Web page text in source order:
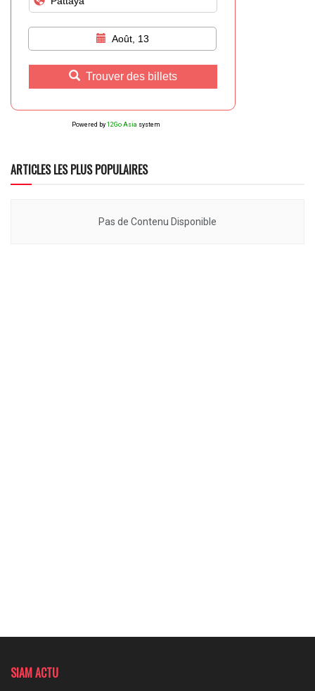
Août, 13
Trouver des billets
Powered by 12Go Asia system
ARTICLES LES PLUS POPULAIRES
Pas de Contenu Disponible
SIAM ACTU